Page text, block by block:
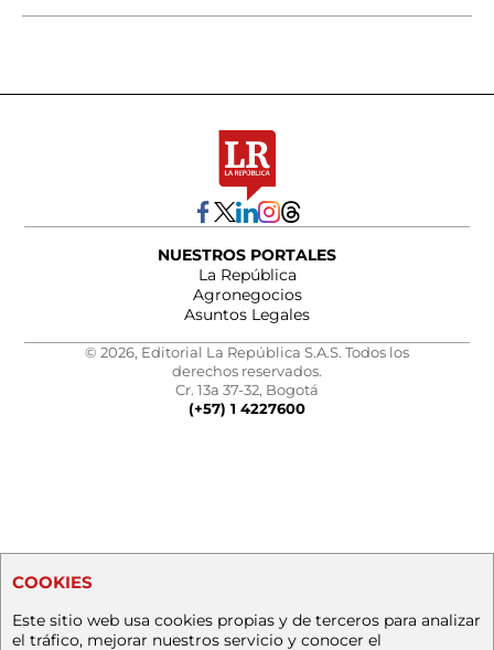
NUESTROS PORTALES
La República
Agronegocios
Asuntos Legales
© 2026, Editorial La República S.A.S. Todos los
derechos reservados.
Cr. 13a 37-32, Bogotá
(+57) 1 4227600
COOKIES
Este sitio web usa cookies propias y de terceros para analizar
el tráfico, mejorar nuestros servicio y conocer el